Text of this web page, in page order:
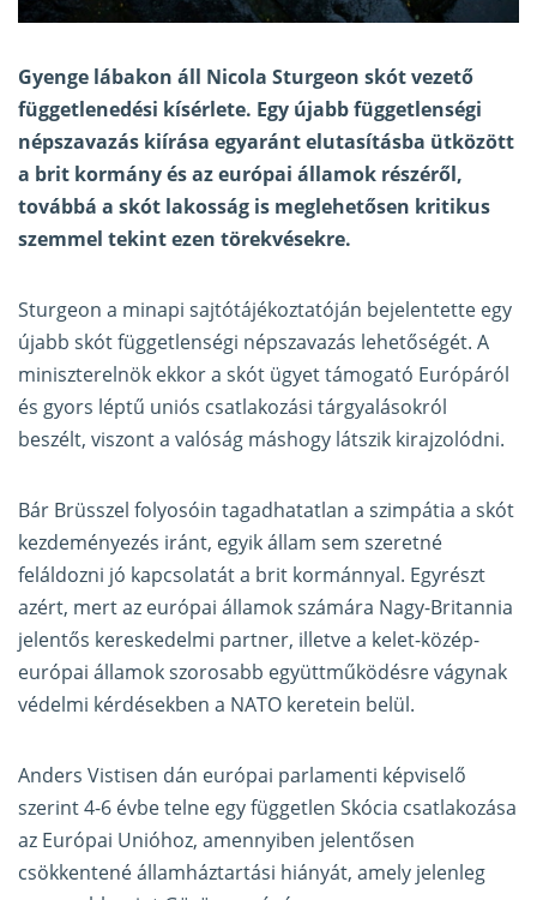
Gyenge lábakon áll Nicola Sturgeon skót vezető
függetlenedési kísérlete. Egy újabb függetlenségi
népszavazás kiírása egyaránt elutasításba ütközött
a brit kormányés az európai államok részéről,
továbbá a skót lakosság is meglehetősen kritikus
szemmel tekint ezen törekvésekre.
Sturgeon a minapi sajtótájékoztatóján bejelentette egy
újabb skót függetlenségi népszavazás lehetőségét. A
miniszterelnök ekkor a skót ügyet támogató Európáról
és gyors léptű uniós csatlakozási tárgyalásokról
beszélt, viszont a valóság máshogy látszik kirajzolódni.
Bár Brüsszel folyosóin tagadhatatlan a szimpátia a skót
kezdeményezés iránt, egyik állam sem szeretné
feláldozni jó kapcsolatát a brit kormánnyal. Egyrészt
azért, mert az európai államok számára Nagy-Britannia
jelentős kereskedelmi partner, illetve a kelet-közép-
európai államok szorosabb együttműködésre vágynak
védelmi kérdésekben a NATO keretein belül.
Anders Vistisen dán európai parlamenti képviselő
szerint 4-6 évbe telne egy független Skócia csatlakozása
az Európai Unióhoz, amennyiben jelentősen
csökkentené államháztartási hiányát, amely jelenleg